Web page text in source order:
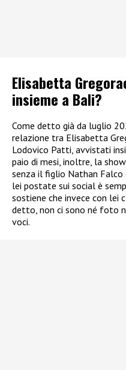
Elisabetta
insieme a Bali?
Come detto già da luglio
relazione tra Elisabetta
Lodovico Patti, avvistati
paio di mesi, inoltre, la
senza il figlio Nathan
lei postate sui social è
sostiene che invece con lei
detto, non ci sono né foto
voci.